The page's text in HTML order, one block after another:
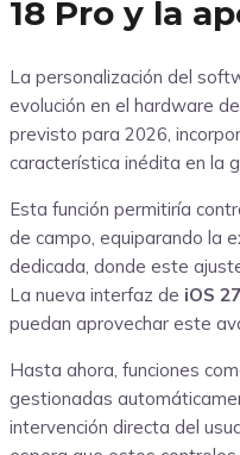
18 Pro y la
La personalización del
evolución en el hardware
previsto para 2026,
característica inédita en la
Esta función permitiría
de campo, equiparando la
dedicada, donde este
La nueva interfaz de iOS 27
puedan aprovechar este
Hasta ahora, funciones
gestionadas
intervención directa del